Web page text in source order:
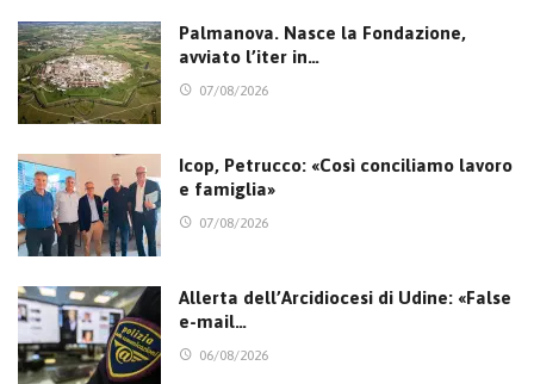
Palmanova. Nasce la Fondazione,
avviato l’iter in…
07/08/2026
Icop, Petrucco: «Così conciliamo lavoro
e famiglia»
07/08/2026
Allerta dell’Arcidiocesi di Udine: «False
e-mail…
06/08/2026